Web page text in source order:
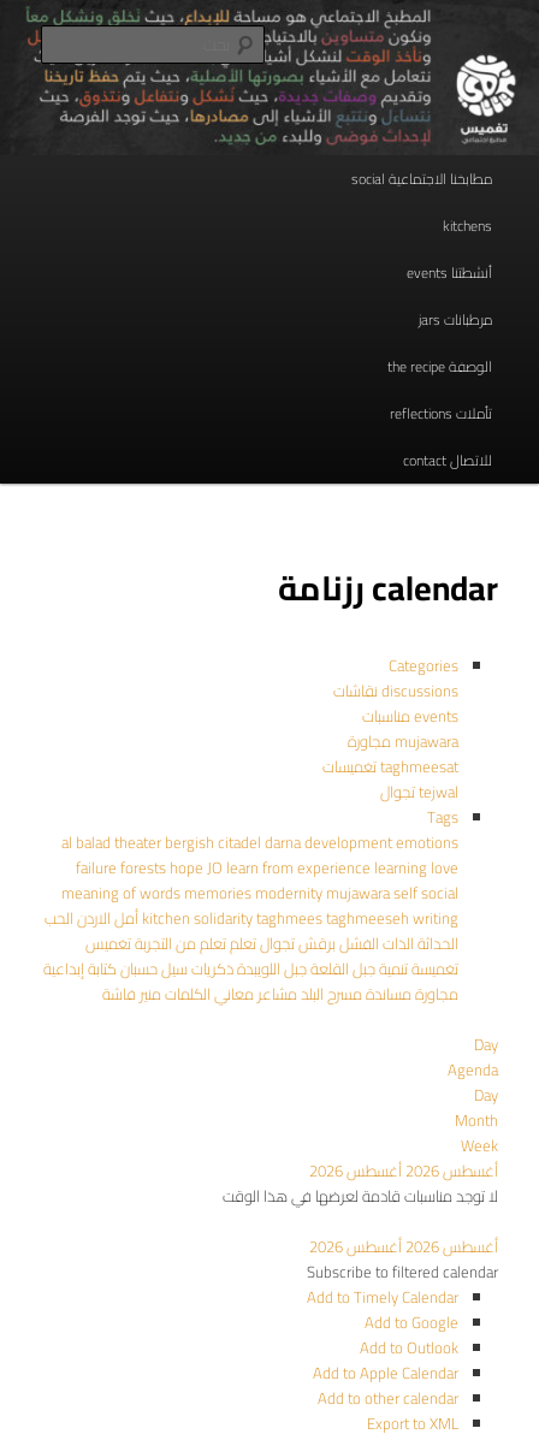
المحتوى
الأساسيtaghmees تغميس
مطبخ اجتماعي
بحث
مطابخنا الاجتماعية social
kitchens
أنشطتنا events
مرطبانات jars
الوصفة the recipe
تأملات reflections
للاتصال contact
calendar رزنامة
Categories
discussions نقاشات
events مناسبات
mujawara مجاورة
taghmeesat تغميسات
tejwal تجوال
Tags
al balad theaterbergishcitadeldarnadevelopmentemotions
failureforestshopeJO learn from experience learninglove
meaning of wordsmemoriesmodernitymujawaraselfsocial
kitchensolidaritytaghmeestaghmeesehwriting أملالاردنالحب
الحداثةالذاتالفشلبرقشتجوالتعلمتعلم من التجربةتغميس
تغميسةتنميةجبل القلعةجبل اللويبدةذكرياتسيل حسبانكتابة إبداعية
مجاورةمساندةمسرح البلدمشاعر معاني الكلماتمنير فاشة
Day
Agenda
Day
Month
Week
أغسطس 2026
أغسطس 2026
لا توجد مناسبات قادمة لعرضها في هذا الوقت
أغسطس 2026
أغسطس 2026
Subscribe to filtered calendar
Add to Timely Calendar
Add to Google
Add to Outlook
Add to Apple Calendar
Add to other calendar
Export to XML